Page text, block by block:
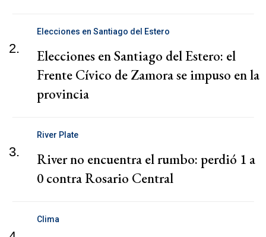
2.
Elecciones en Santiago del Estero
Elecciones en Santiago del Estero: el
Frente Cívico de Zamora se impuso en la
provincia
3.
River Plate
River no encuentra el rumbo: perdió 1 a
0 contra Rosario Central
Clima